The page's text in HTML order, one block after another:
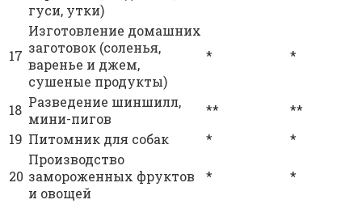
гуси, утки)
17
Изготовление домашних
заготовок (соленья,
варенье и джем,
сушеные продукты)
* *
18 Разведение шиншилл,
мини-пигов
**
**
19 Питомник для собак * *
20
Производство
замороженных фруктов
и овощей
* *